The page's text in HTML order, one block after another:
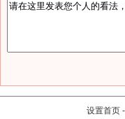
设置首页 -